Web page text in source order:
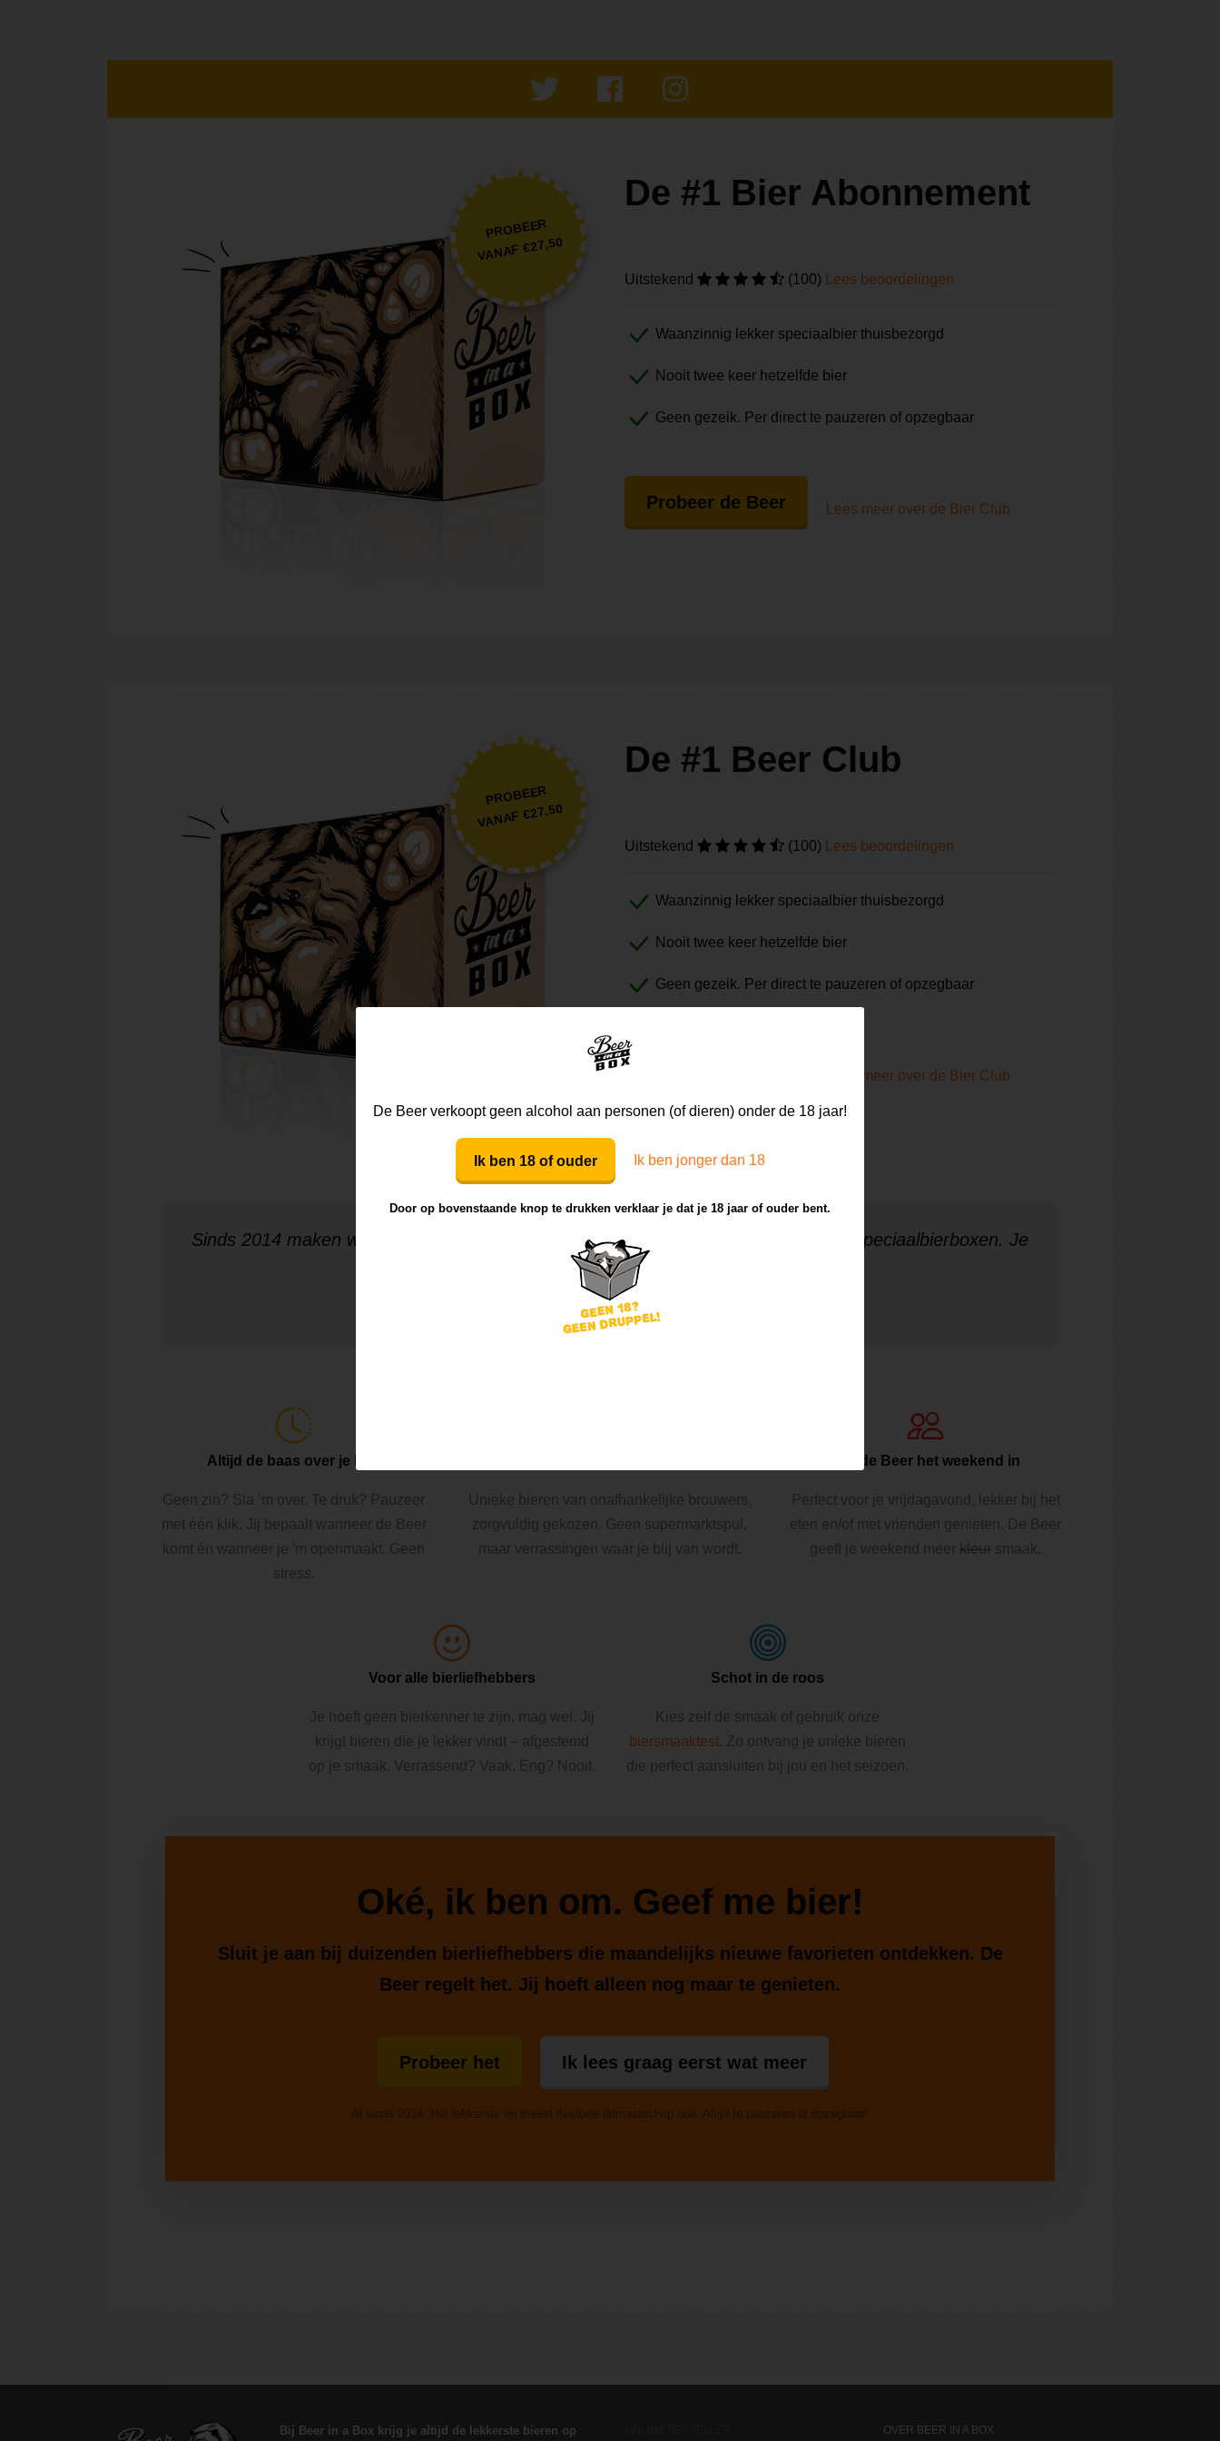
PROBEER
VANAF €27,50
De #1 Bier Abonnement
Uitstekend (100) Lees beoordelingen
Waanzinnig lekker speciaalbier thuisbezorgd
Nooit twee keer hetzelfde bier
Geen gezeik. Per direct te pauzeren of opzegbaar
Probeer de Beer Lees meer over de Bier Club
PROBEER
VANAF €27.50
De #1 Beer Club
Uitstekend (100) Lees beoordelingen
Waanzinnig lekker speciaalbier thuisbezorgd
Nooit twee keer hetzelfde bier
Geen gezeik. Per direct te pauzeren of opzegbaar
Lees meer over de Bier Club
Sinds 2014 maken we maandelijks duizenden bierliefhebbers
blij met verrassende speciaalbierboxen. Je
bent in goed gezelschap.
Beer in a Box
Altijd de baas over je box
Geen zin? Sla ‘m over. Te druk? Pauzeer
met één klik. Jij bepaalt wanneer de Beer
komt én wanneer je 'm openmaakt. Geen
stress.
Unieke bieren van onafhankelijke brouwers,
zorgvuldig gekozen. Geen supermarktspul,
maar verrassingen waar je blij van wordt.
Met de Beer het weekend in
Perfect voor je vrijdagavond, lekker bij het
eten en/of met vrienden genieten. De Beer
geeft je weekend meer kleur smaak.
Voor alle bierliefhebbers
Je hoeft geen bierkenner te zijn, mag wel. Jij
krijgt bieren die je lekker vindt – afgestemd
op je smaak. Verrassend? Vaak. Eng? Nooit.
Schot in de roos
Kies zelf de smaak of gebruik onze
biersmaaktest. Zo ontvang je unieke bieren
die perfect aansluiten bij jou en het seizoen.
Oké, ik ben om. Geef me bier!
Sluit je aan bij duizenden bierliefhebbers die maandelijks nieuwe favorieten ontdekken. De
Beer regelt het. Jij hoeft alleen nog maar te genieten.
Probeer het Ik lees graag eerst wat meer
Al sinds 2014. Hét lekkerste en meest flexibele lidmaatschap ooit. Altijd te pauzeren of opzegbaar.
Bij Beer in a Box krijg je altijd de lekkerste bieren op OVER BEER IN A BOX
De Beer verkoopt geen alcohol aan personen (of dieren) onder de 18 jaar!
Ik ben 18 of ouder Ik ben jonger dan 18
Door op bovenstaande knop te drukken verklaar je dat je 18 jaar of ouder bent.